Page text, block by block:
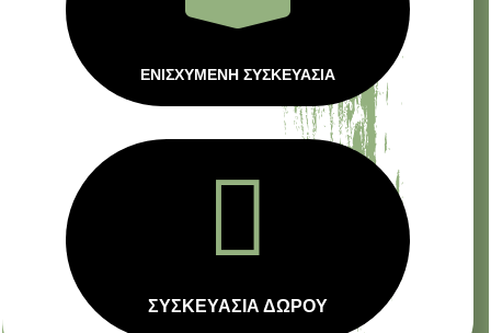
ΕΝΙΣΧΥΜΕΝΗ ΣΥΣΚΕΥΑΣΙΑ

ΣΥΣΚΕΥΑΣΙΑ ΔΩΡΟΥ